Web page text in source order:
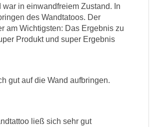
in einwandfreiem Zustand. In
des Wandtatoos. Der
am Wichtigsten: Das Ergebnis zu
Produkt und super Ergebnis
gut auf die Wand aufbringen.
ließ sich sehr gut